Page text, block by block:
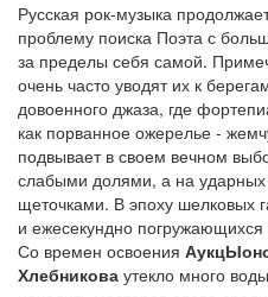
Русская рок-музыка
проблему поиска Поэта с
за пределы себя самой.
очень часто уводят их к
довоенного джаза, где
как порванное ожерелье -
подвывает в своем вечном
слабыми долями, а на
щеточками. В эпоху шелковых
и ежесекундно
Со времен освоения
Хлебникова утекло много